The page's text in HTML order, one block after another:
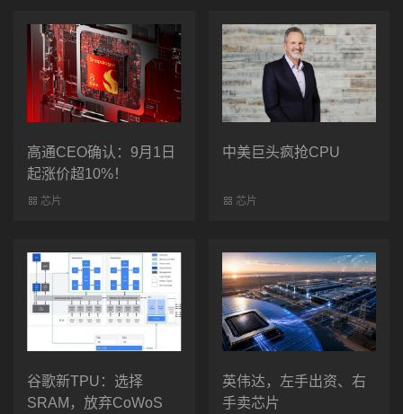
高通CEO确认：9月1日
起涨价超10%！
芯片
中美巨头疯抢CPU
芯片
谷歌新TPU：选择
SRAM，放弃CoWoS
英伟达，左手出资、右
手卖芯片